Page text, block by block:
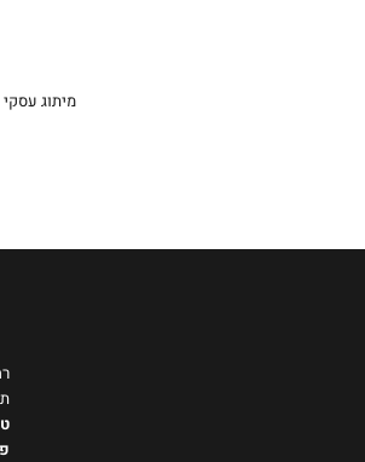
מיתוג